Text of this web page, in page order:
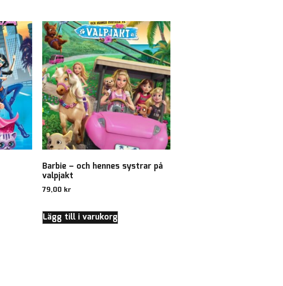
Barbie – och hennes systrar på
valpjakt
79,00 kr
Lägg till i varukorg